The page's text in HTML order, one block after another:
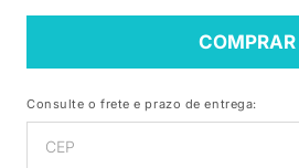
COMPRAR
Consulte o frete e prazo de entrega: